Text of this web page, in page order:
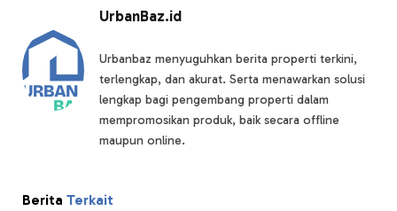
UrbanBaz.id
Urbanbaz menyuguhkan berita properti terkini,
terlengkap, dan akurat. Serta menawarkan solusi
lengkap bagi pengembang properti dalam
mempromosikan produk, baik secara offline
maupun online.
Berita Terkait